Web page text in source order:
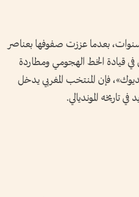
سنوات، بعدما عززت صفوفها بعناصر
في قيادة الخط الهجومي ومطاردة
فإن المنتخب المغربي يدخل
المونديالي.